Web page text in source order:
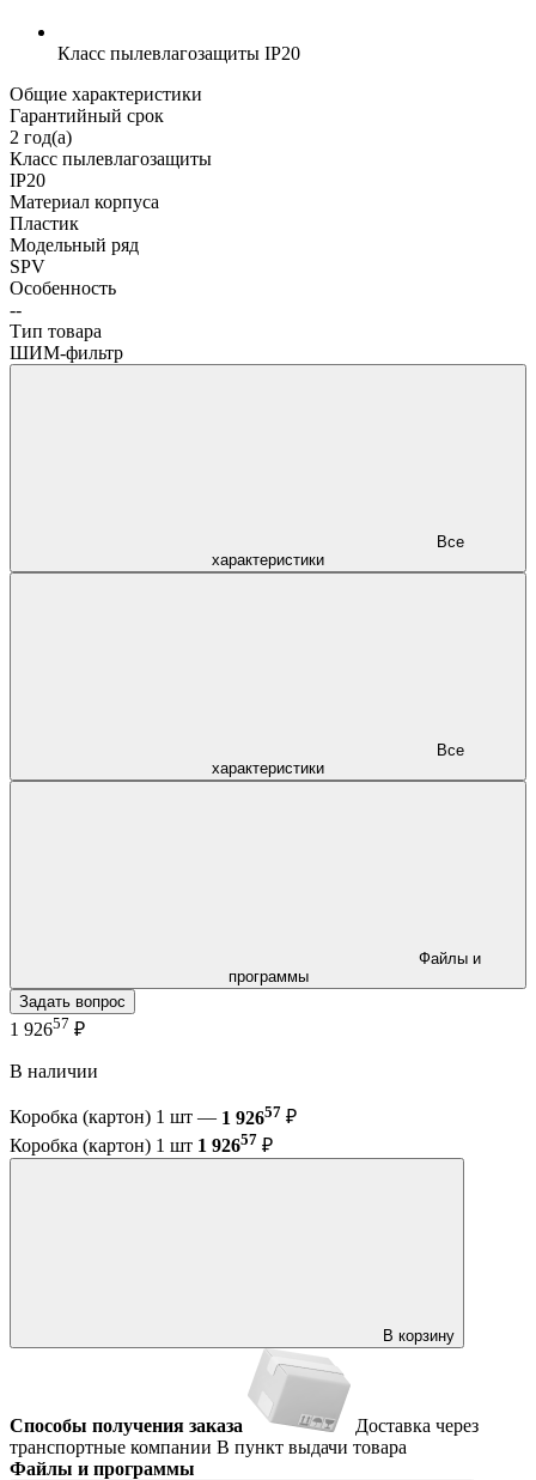
Класс пылевлагозащиты IP20
Общие характеристики
Гарантийный срок
2 год(а)
Класс пылевлагозащиты
IP20
Материал корпуса
Пластик
Модельный ряд
SPV
Особенность
--
Тип товара
ШИМ-фильтр
характеристики
характеристики
программы
Задать вопрос
1 92657 ₽
В наличии
Коробка (картон) 1 шт — 1 92657 ₽
Коробка (картон) 1 шт 1 92657 ₽
В корзину
Способы получения заказа
Доставка через
транспортные компании В пункт выдачи товара
Файлы и программы